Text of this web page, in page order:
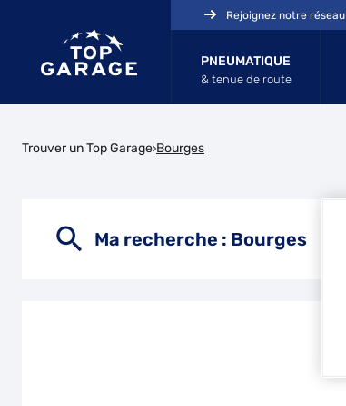
PNEUMATIQUE
& tenue de route
Rejoignez notre réseau
Trouver un Top Garage Bourges
Ma recherche : Bourges